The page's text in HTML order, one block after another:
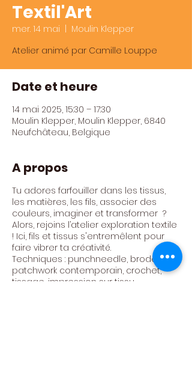
Textil'Art
mer. 14 mai
Moulin Klepper
Atelier animé par Camille Louppe
Date et heure
14 mai 2025, 15:30 – 17:30
Moulin Klepper, Moulin Klepper, 6840
Neufchâteau, Belgique
A propos
Tu adores farfouiller dans les tissus,
les matières, les fils, associer des
couleurs, imaginer et transformer ?
Alors, rejoins l’atelier exploration textile
! Ici, fils et tissus s'entremêlent pour
faire vibrer ta créativité.
Techniques : punchneedle, broderie,
patchwork contemporain, crochet,
tissage, impression sur tissu,...